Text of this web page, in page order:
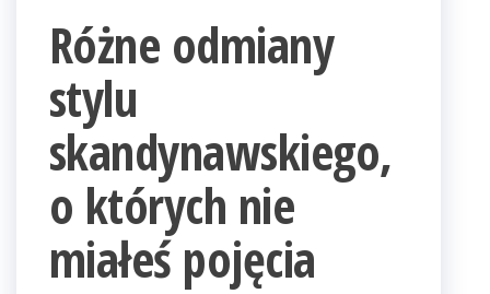
Różne odmiany
stylu
skandynawskiego,
o których nie
miałeś pojęcia